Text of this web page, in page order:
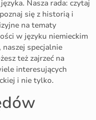
Nasza rada: czytaj
się z historią i
na tematy
w języku niemieckim
naszej specjalnie
też zajrzeć na
interesujących
i nie tylko.